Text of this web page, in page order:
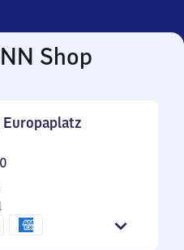
Shop
Europaplatz